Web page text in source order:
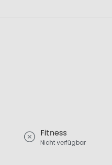
Fitness
Nicht verfügbar